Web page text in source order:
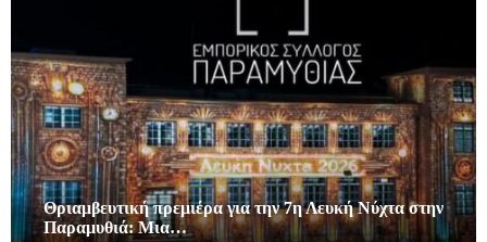
Θριαμβευτική πρεμιέρα για την 7η Λευκή Νύχτα στην
Παραμυθιά: Μια…